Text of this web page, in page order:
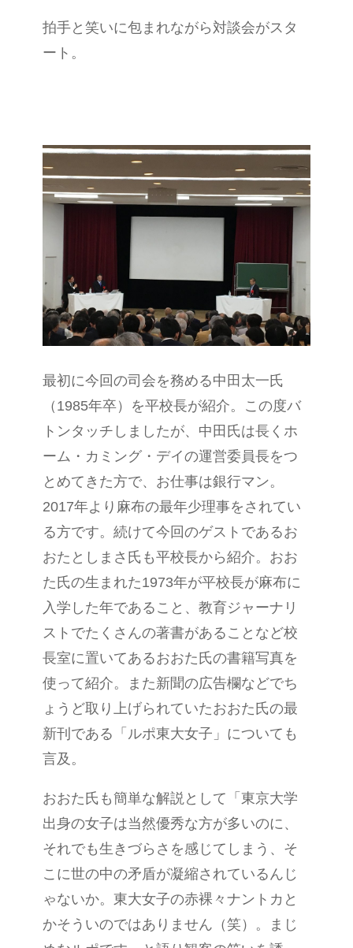
拍手と笑いに包まれながら対談会がスタ
ート。
最初に今回の司会を務める中田太一氏
（1985年卒）を平校長が紹介。この度バ
トンタッチしましたが、中田氏は長くホ
ーム・カミング・デイの運営委員長をつ
とめてきた方で、お仕事は銀行マン。
2017年より麻布の最年少理事をされてい
る方です。続けて今回のゲストであるお
おたとしまさ氏も平校長から紹介。おお
た氏の生まれた1973年が平校長が麻布に
入学した年であること、教育ジャーナリ
ストでたくさんの著書があることなど校
長室に置いてあるおおた氏の書籍写真を
使って紹介。また新聞の広告欄などでち
ょうど取り上げられていたおおた氏の最
新刊である「ルポ東大女子」についても
言及。
おおた氏も簡単な解説として「東京大学
出身の女子は当然優秀な方が多いのに、
それでも生きづらさを感じてしまう、そ
こに世の中の矛盾が凝縮されているんじ
ゃないか。東大女子の赤裸々ナントカと
かそういのではありません（笑）。まじ